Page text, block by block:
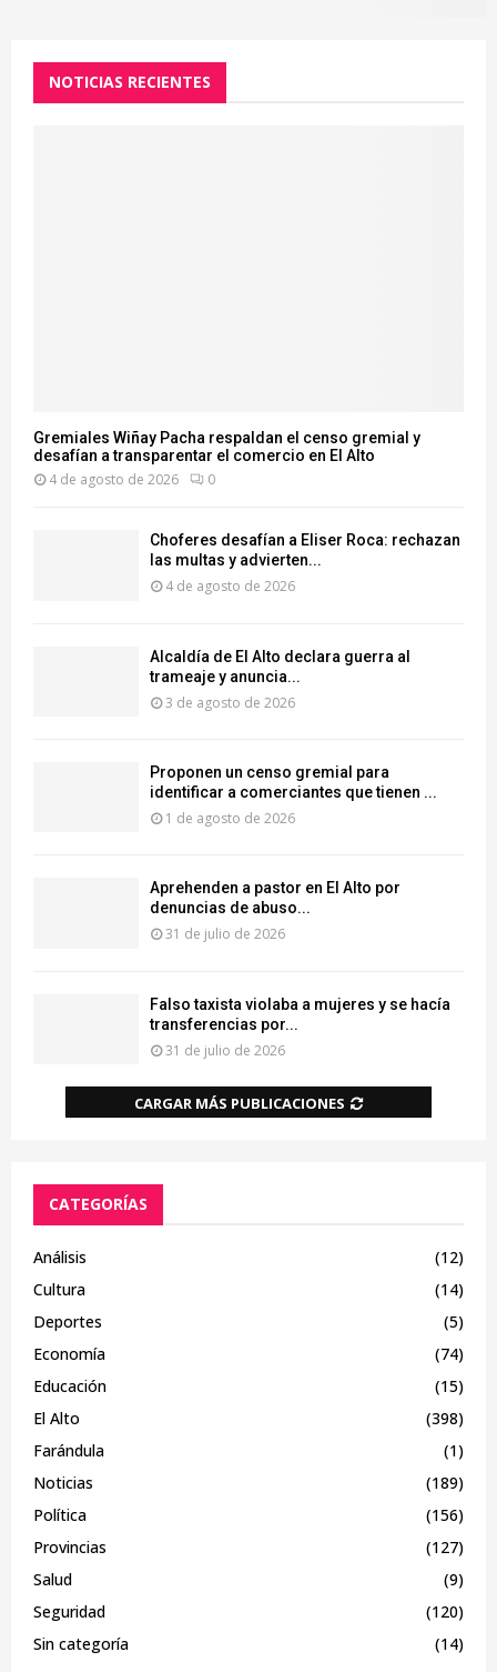
NOTICIAS RECIENTES
Gremiales Wiñay Pacha respaldan el censo gremial y
desafían a transparentar el comercio en El Alto
4 de agosto de 2026 0
Choferes desafían a Eliser Roca: rechazan
las multas y advierten...
4 de agosto de 2026
‎Alcaldía de El Alto declara guerra al
trameaje y anuncia...
3 de agosto de 2026
Proponen un censo gremial para
identificar a comerciantes que tienen ...
1 de agosto de 2026
Aprehenden a pastor en El Alto por
denuncias de abuso...
31 de julio de 2026
Falso taxista violaba a mujeres y se hacía
transferencias por...
31 de julio de 2026
CARGAR MÁS PUBLICACIONES
CATEGORÍAS
Análisis
(12)
Cultura
(14)
Deportes
(5)
Economía
(74)
Educación
(15)
El Alto
(398)
Farándula
(1)
Noticias
(189)
Política
(156)
Provincias
(127)
Salud
(9)
Seguridad
(120)
Sin categoría
(14)